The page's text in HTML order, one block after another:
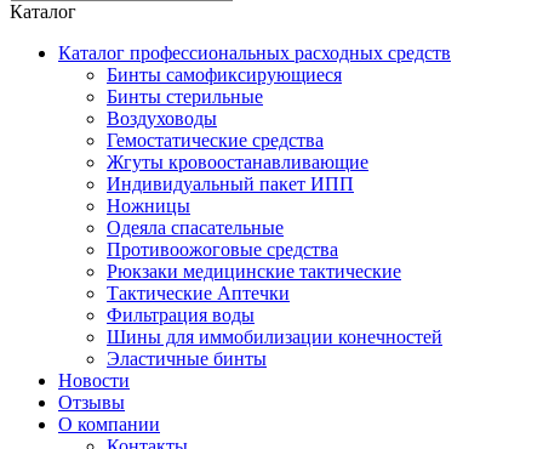
Каталог
Каталог профессиональных расходных средств
Бинты самофиксирующиеся
Бинты стерильные
Воздуховоды
Гемостатические средства
Жгуты кровоостанавливающие
Индивидуальный пакет ИПП
Ножницы
Одеяла спасательные
Противоожоговые средства
Рюкзаки медицинские тактические
Тактические Аптечки
Фильтрация воды
Шины для иммобилизации конечностей
Эластичные бинты
Новости
Отзывы
О компании